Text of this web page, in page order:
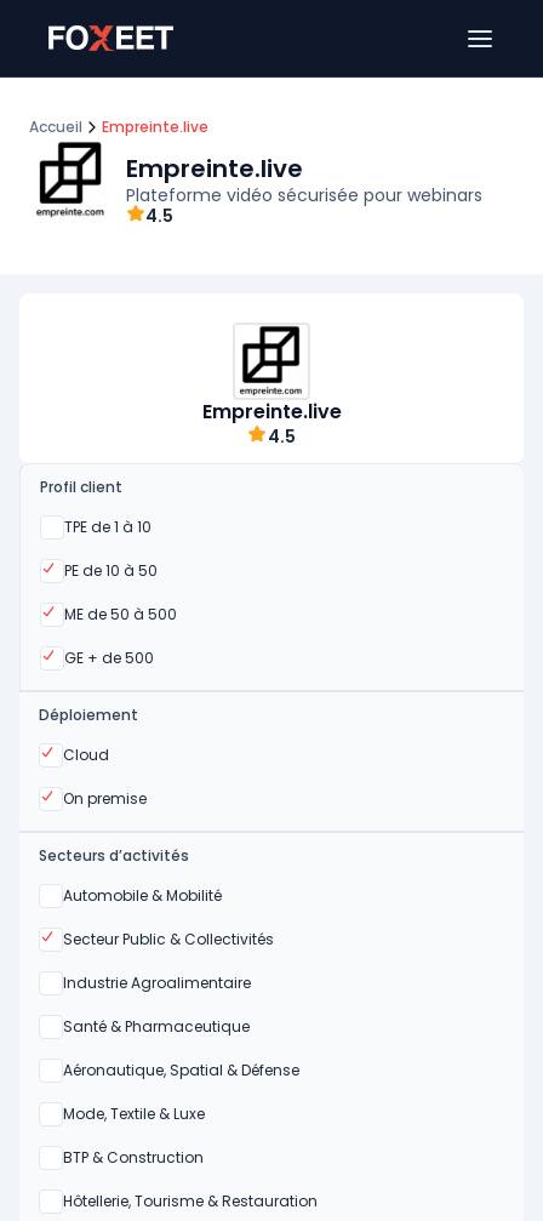
Accueil Empreinte.live
Empreinte.live
Plateforme vidéo sécurisée pour webinars
4.5
Empreinte.live
4.5
Profil client
TPE de 1 à 10
Oui
PE de 10 à 50
Oui
ME de 50 à 500
Oui
GE + de 500
Oui
Déploiement
Cloud
Oui
On premise
Oui
Secteurs d’activités
Automobile & Mobilité
Oui
Secteur Public & Collectivités
Oui
Industrie Agroalimentaire
Oui
Santé & Pharmaceutique
Oui
Aéronautique, Spatial & Défense
Oui
Mode, Textile & Luxe
Oui
BTP & Construction
Oui
Hôtellerie, Tourisme & Restauration
Oui